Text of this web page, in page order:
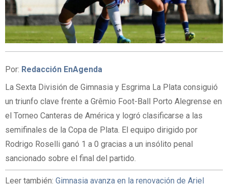
Por: Redacción EnAgenda
La Sexta División de Gimnasia y Esgrima La Plata consiguió
un triunfo clave frente a Grêmio Foot-Ball Porto Alegrense en
el Torneo Canteras de América y logró clasificarse a las
semifinales de la Copa de Plata. El equipo dirigido por
Rodrigo Roselli ganó 1 a 0 gracias a un insólito penal
sancionado sobre el final del partido.
Leer también: Gimnasia avanza en la renovación de Ariel